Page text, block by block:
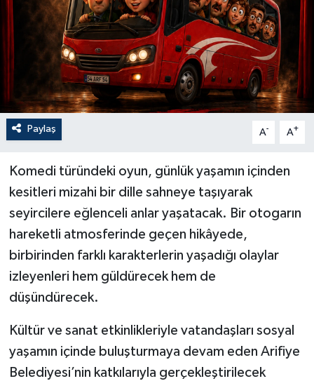
Paylaş A- A+
Komedi türündeki oyun, günlük yaşamın içinden
kesitleri mizahi bir dille sahneye taşıyarak
seyircilere eğlenceli anlar yaşatacak. Bir otogarın
hareketli atmosferinde geçen hikâyede,
birbirinden farklı karakterlerin yaşadığı olaylar
izleyenleri hem güldürecek hem de
düşündürecek.
Kültür ve sanat etkinlikleriyle vatandaşları sosyal
yaşamın içinde buluşturmaya devam eden Arifiye
Belediyesi’nin katkılarıyla gerçekleştirilecek